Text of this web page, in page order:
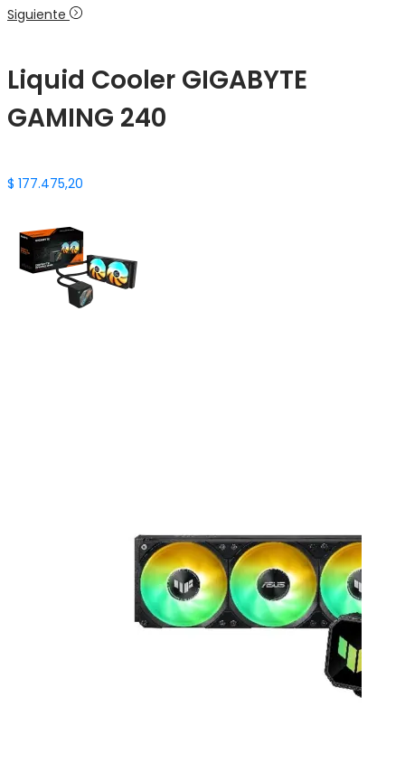
Siguiente
Liquid Cooler GIGABYTE
GAMING 240
$ 177.475,20